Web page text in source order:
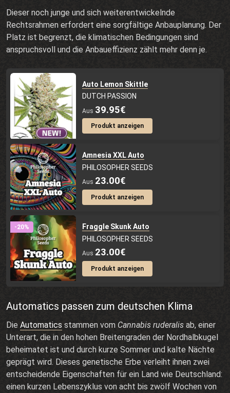
Dieser noch junge und sich weiterentwickelnde
Rechtsrahmen erfordert eine sorgfältige Anbauplanung. Der
Platz ist begrenzt, die klimatischen Bedingungen sind
anspruchsvoll und die Anbaueffizienz zählt mehr denn je.
Auto Lemon Skittle
DUTCH PASSION
Aus 39.95€
Produkt anzeigen
Amnesia XXL Auto
PHILOSOPHER SEEDS
Aus 23.00€
Produkt anzeigen
-20%
Fraggle Skunk Auto
PHILOSOPHER SEEDS
Aus 23.00€
Produkt anzeigen
Automatics passen zum deutschen Klima
Die Automatics stammen vom Cannabis ruderalis ab, einer
Unterart, die in den hohen Breitengraden der Nordhalbkugel
beheimatet ist und durch kurze Sommer und kalte Nächte
geprägt wird. Dieses genetische Erbe verleiht ihnen zwei
entscheidende Eigenschaften für ein Land wie Deutschland:
einen kurzen Lebenszyklus von acht bis zwölf Wochen von